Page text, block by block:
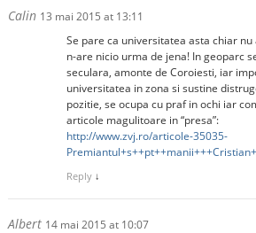
Calin 13 mai 2015 at 13:11
Se pare ca universitatea asta chiar
n-are nicio urma de jena! In geoparc
seculara, amonte de Coroiesti, iar
universitatea in zona si sustine
pozitie, se ocupa cu praf in ochi iar
articole magulitoare in “presa”:
http://www.zvj.ro/articole-35035-
Reply ↓
Albert 14 mai 2015 at 10:07